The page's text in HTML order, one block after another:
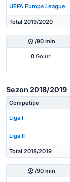
UEFA Europa League
Total 2019/2020
/90 min
0 Goluri
Sezon 2018/2019
Competiție
Liga I
Liga II
Total 2018/2019
/90 min